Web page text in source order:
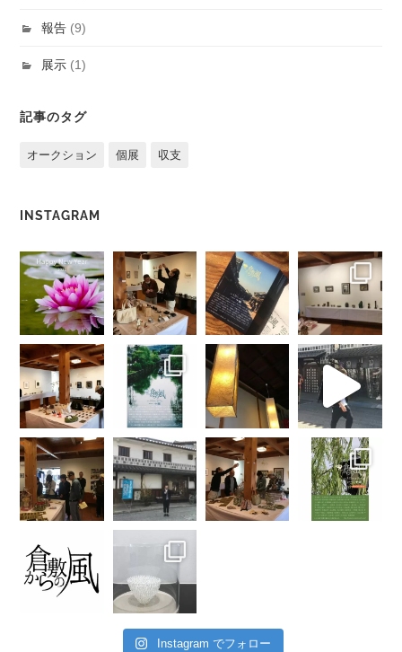
報告 (9)
展示 (1)
記事のタグ
オークション 個展 収支
INSTAGRAM
Instagram でフォロー